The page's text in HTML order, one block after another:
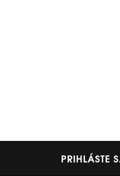
PRIHLÁSTE